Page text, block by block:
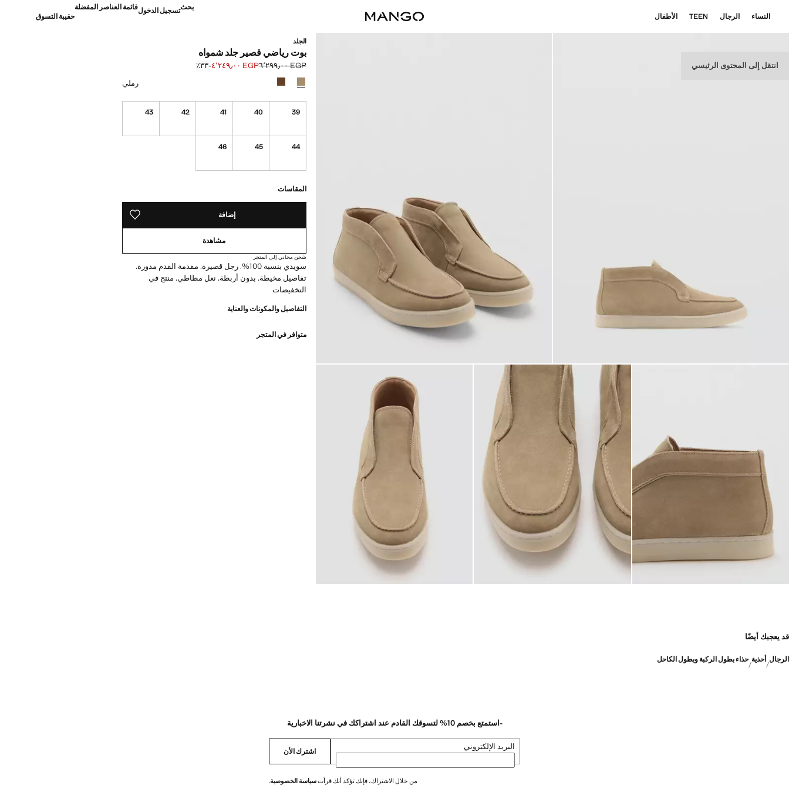
انتقل إلى المحتوى الرئيسي
النساء الرجال TEEN الأطفال
بحثتسجيل الدخولقائمة العناصر المفضلة
حقيبة التسوق
الجلد
بوت رياضي قصير جلد شمواه
السعر الأول محذوف [EGP ٦٬٢٩٩٫٠٠ ]
EGP ٦٬٢٩٩٫٠٠
السعر الحالي [EGP ٤٬٢٤٩٫٠٠ ] EGP ٤٬٢٤٩٫٠٠
؜-٣٣٪؜
حدد اللون
رملي
39
40
41
42
43
44
45
46
المقاسات
إضافة حفظه في قائمة منتجاتك المفضلة
مشاهدة
شحن مجاني إلى المتجر
سويدي بنسبة 100%. رجل قصيرة. مقدمة القدم مدورة.
تفاصيل مخيطة. بدون أربطة. نعل مطاطي. منتج في
التخفيضات
التفاصيل والمكونات والعناية
متوافر في المتجر
قد يعجبك أيضًا
الرجال أحذية حذاء بطول الركبة وبطول الكاحل
-استمتع بخصم 10% لتسوقك القادم عند اشتراكك في نشرتنا الاخبارية
البريد الإلكتروني اشترك الأن
من خلال الاشتراك، فإنك تؤكد أنك قرأتسياسة الخصوصية.